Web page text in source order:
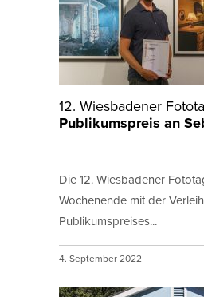
12. Wiesbadener
Publikumspreis an
Die 12. Wiesbadener
Wochenende mit der
Publikumspreises...
4. September 2022